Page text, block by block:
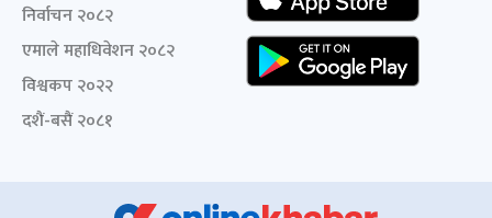
निर्वाचन २०८२
एमाले महाधिवेशन २०८२
विश्वकप २०२२
दशैं-बसैं २०८१